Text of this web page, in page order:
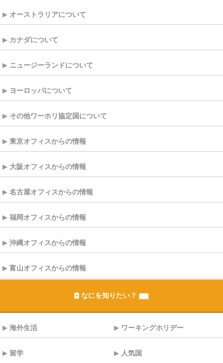
オーストラリアについて
カナダについて
ニュージーランドについて
ヨーロッパについて
その他ワーホリ協定国について
東京オフィスからの情報
大阪オフィスからの情報
名古屋オフィスからの情報
福岡オフィスからの情報
沖縄オフィスからの情報
富山オフィスからの情報
なにを知りたい？
海外生活 ワーキングホリデー
留学 人気国